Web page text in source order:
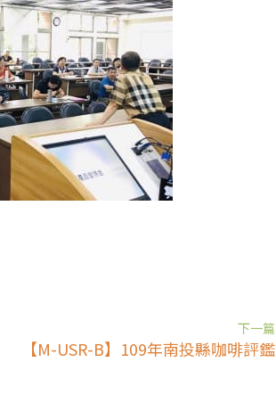
下一篇
【M-USR-B】109年南投縣咖啡評鑑